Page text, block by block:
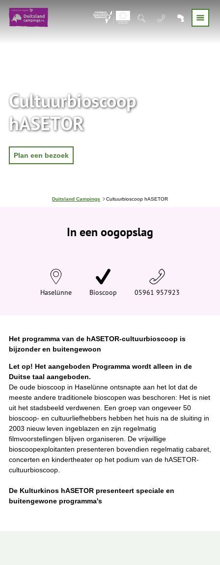
Cultuurbioscoop
hASETOR
Plan een bezoek
J
e
h
e
Duitsland Campings Cultuurbioscoop hASETOR
In een oogopslag
Haselünne Bioscoop 05961 957923
Het programma van de hASETOR-cultuurbioscoop is
bijzonder en buitengewoon
Let op! Het aangeboden Programma wordt alleen in de
Duitse taal aangeboden.
De oude bioscoop in Haselünne ontsnapte aan het lot dat de
meeste andere traditionele bioscopen was beschoren: Het is niet
uit het stadsbeeld verdwenen. Een groep van ongeveer 50
bioscoop- en cultuurliefhebbers hebben het huis na de sluiting in
2003 nieuw leven ingeblazen en zijn regelmatig
filmvoorstellingen blijven organiseren. De vrijwillige
bioscoopexploitanten presenteren bovendien regelmatig cabaret,
concerten en kindertheater op het podium van de hASETOR-
cultuurbioscoop.
De Kulturkinos hASETOR presenteert speciale en
buitengewone programma's